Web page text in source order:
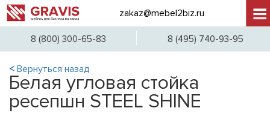
+7
zakaz@mebel2biz.ru
8 (800) 300-65-83 8 (495) 740-93-95
< Вернуться назад
Белая угловая стойка
ресепшн STEEL SHINE